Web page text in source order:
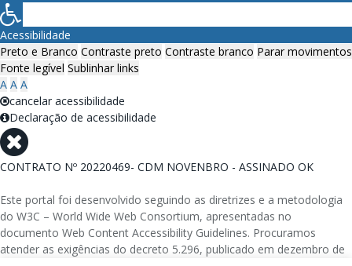
Acessibilidade
Preto e Branco Contraste preto Contraste branco Parar movimentos
Fonte legível Sublinhar links
A A A
cancelar acessibilidade
Declaração de acessibilidade
CONTRATO Nº 20220469- CDM NOVENBRO - ASSINADO OK
Este portal foi desenvolvido seguindo as diretrizes e a metodologia
do W3C – World Wide Web Consortium, apresentadas no
documento Web Content Accessibility Guidelines. Procuramos
atender as exigências do decreto 5.296, publicado em dezembro de